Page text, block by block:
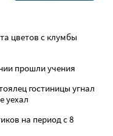
цветов с клумбы
прошли учения
гостиницы угнал
уехал
на период с 8